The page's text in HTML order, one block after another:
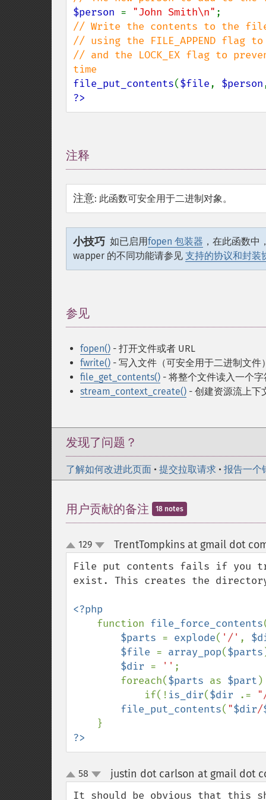
$person = "John Smith\n"
// Write the contents to the
// using the FILE_APPEND flag
// and the LOCK_EX flag to
file_put_contents($file, $person
?>
注释
注意: 此函数可安全用于二进制对象。
小技巧 如已启用fopen 包装器 ，在此函数中
wapper 的不同功能请参见 支持的协议和封装
参见
fopen() - 打开文件或者 URL
fwrite() - 写入文件（可安全用于二进制文件）
file_get_contents() - 将整个文件读入一个字
stream_context_create() - 创建资源流上下
发现了问题？
了解如何改进此页面 • 提交拉取请求 • 报告一个
用户贡献的备注 18 notes
up
down
129 TrentTompkins at gmail dot
File put contents fails if you
exist. This creates the
<?php
function file_force_contents
$parts = explode( '/' ,
$file = array_pop($parts
$dir = '' ;
        foreach(
$parts as $part )
            if(!
is_dir($dir .=
file_put_contents( "$dir/
?>
up
down
58 justin dot carlson at gmail dot
It should be obvious that this